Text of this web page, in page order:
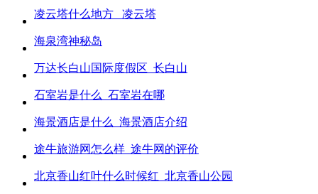
凌云塔什么地方_ 凌云塔
海泉湾神秘岛
万达长白山国际度假区_长白山
石室岩是什么_石室岩在哪
海景酒店是什么_海景酒店介绍
途牛旅游网怎么样_途牛网的评价
北京香山红叶什么时候红_北京香山公园